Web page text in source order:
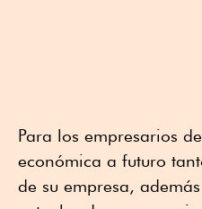
Para los empresarios
económica a futuro
de su empresa,